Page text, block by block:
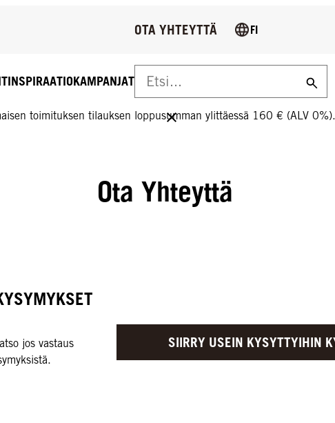
toimituksen tilauksen loppusumman ylittäessä 160 € (ALV
INSPIRAATIOKAMPANJAT
OTA YHTEYTTÄ FI
Ota Yhteyttä
jos vastaus
SIIRRY USEIN KYSYTTYIHIN